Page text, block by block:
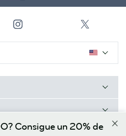
Consigue un 20% de